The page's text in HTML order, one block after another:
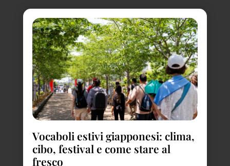
Vocaboli estivi giapponesi: clima,
cibo, festival e come stare al
fresco